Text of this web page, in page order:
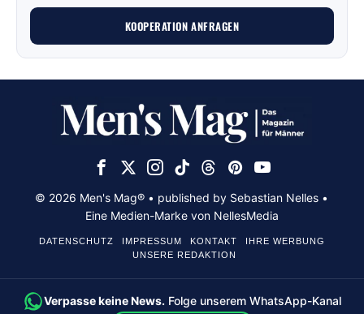
KOOPERATION ANFRAGEN
© 2026 Men's Mag® • published by Sebastian Nelles •
Eine Medien-Marke von NellesMedia
DATENSCHUTZ IMPRESSUM KONTAKT
IHRE WERBUNG
UNSERE REDAKTION
Verpasse keine News. Folge unserem WhatsApp-Kanal